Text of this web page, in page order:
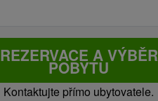
REZERVACE A VÝBĚR
POBYTU
Kontaktujte přímo ubytovatele.